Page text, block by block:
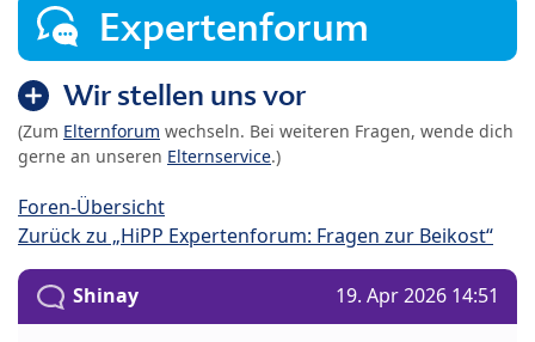
Expertenforum
Wir stellen uns vor
(Zum Elternforum wechseln. Bei weiteren Fragen, wende dich
gerne an unseren Elternservice.)
Foren-Übersicht
Zurück zu „HiPP Expertenforum: Fragen zur Beikost“
Shinay 19. Apr 2026 14:51